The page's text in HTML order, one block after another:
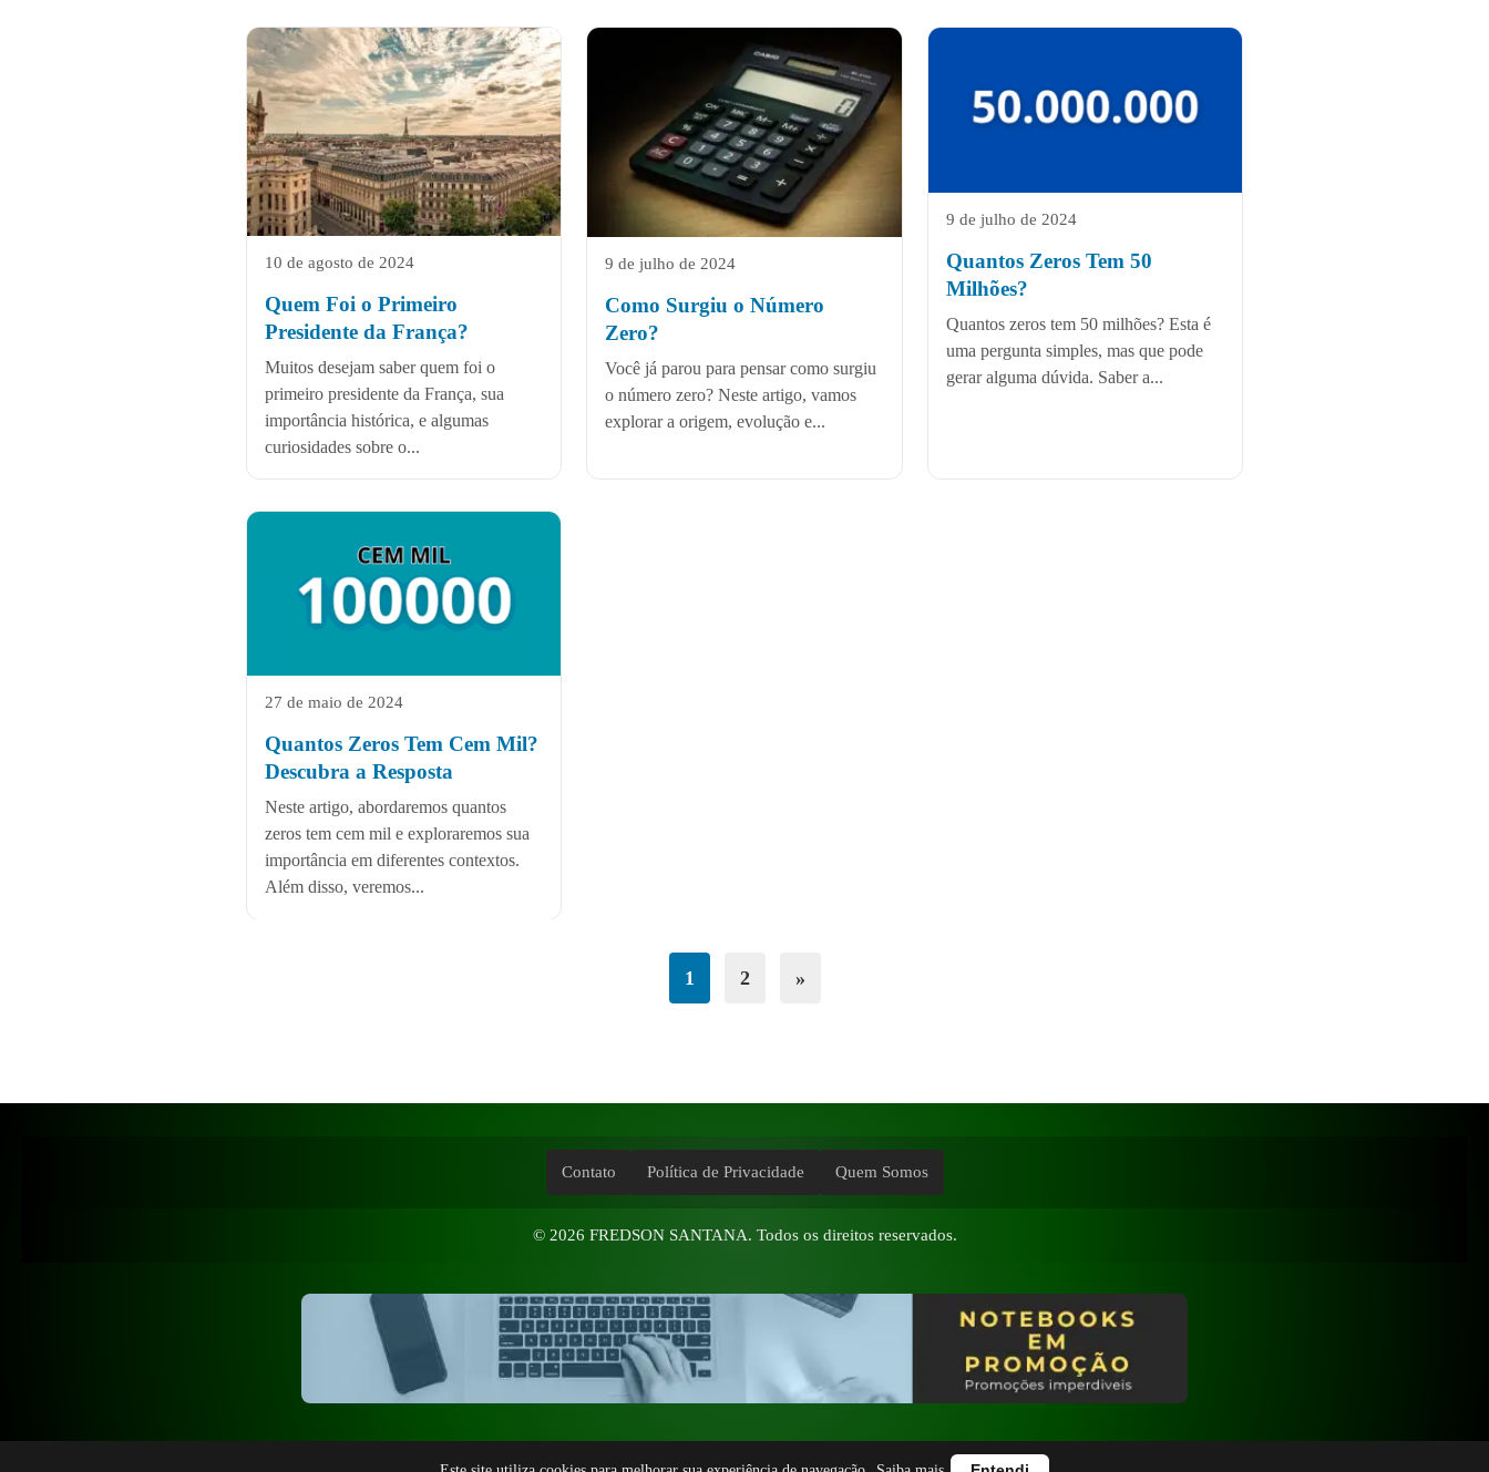
10 de agosto de 2024
Quem Foi o Primeiro
Presidente da França?
Muitos desejam saber quem foi o
primeiro presidente da França, sua
importância histórica, e algumas
curiosidades sobre o...
9 de julho de 2024
Como Surgiu o Número
Zero?
Você já parou para pensar como surgiu
o número zero? Neste artigo, vamos
explorar a origem, evolução e...
9 de julho de 2024
Quantos Zeros Tem 50
Milhões?
Quantos zeros tem 50 milhões? Esta é
uma pergunta simples, mas que pode
gerar alguma dúvida. Saber a...
27 de maio de 2024
Quantos Zeros Tem Cem Mil?
Descubra a Resposta
Neste artigo, abordaremos quantos
zeros tem cem mil e exploraremos sua
importância em diferentes contextos.
Além disso, veremos...
1 2 »
Contato Política de Privacidade Quem Somos
© 2026 FREDSON SANTANA. Todos os direitos reservados.